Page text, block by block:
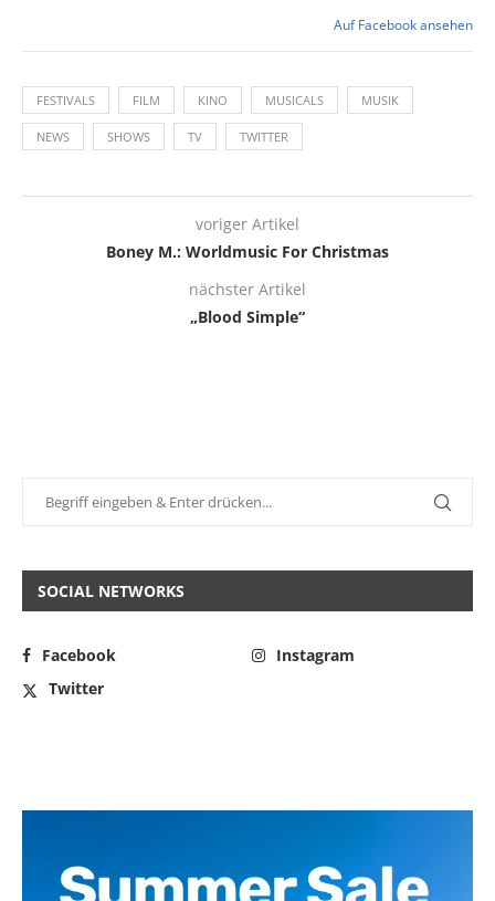
Auf Facebook ansehen
FESTIVALS FILM KINO MUSICALS MUSIK
NEWS SHOWS TV TWITTER
voriger Artikel
Boney M.: Worldmusic For Christmas
nächster Artikel
„Blood Simple“
SOCIAL NETWORKS
Facebook
Instagram
Twitter